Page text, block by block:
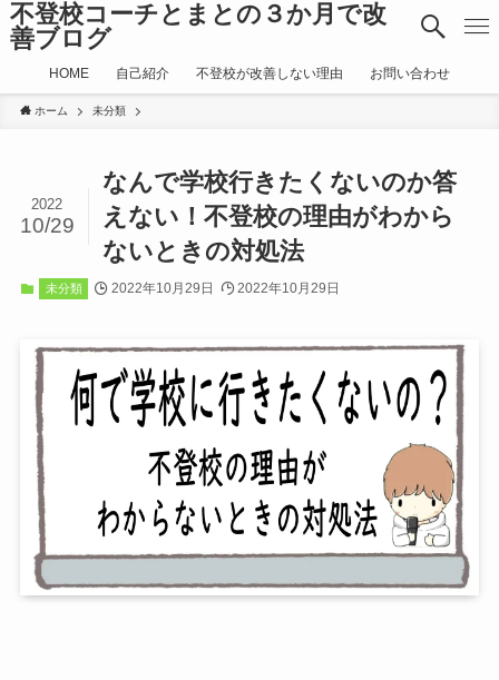
不登校コーチとまとの３か月で改
善ブログ
HOME 自己紹介 不登校が改善しない理由 お問い合わせ
ホーム 未分類
なんで学校行きたくないのか答
えない！不登校の理由がわから
ないときの対処法
2022
10/29
未分類 2022年10月29日 2022年10月29日